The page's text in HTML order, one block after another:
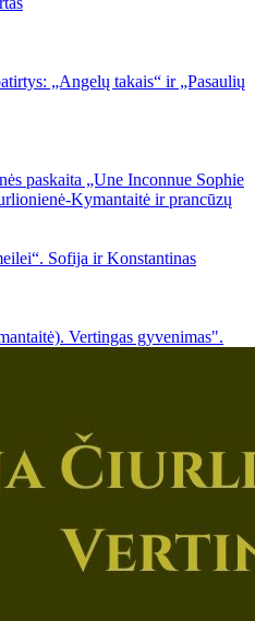
„Angelų takais“ ir „Pasaulių
paskaita „Une Inconnue Sophie
Kymantaitė ir prancūzų
Sofija ir Konstantinas
Vertingas gyvenimas".